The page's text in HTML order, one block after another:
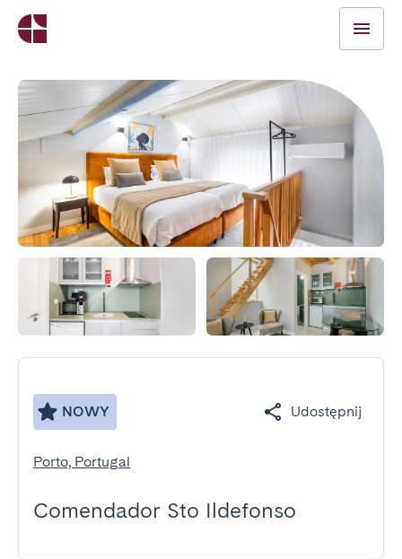
NOWY Udostępnij
Porto, Portugal
Comendador Sto Ildefonso